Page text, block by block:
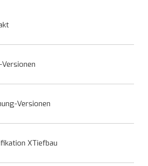
Versionen
Versionen
XTiefbau